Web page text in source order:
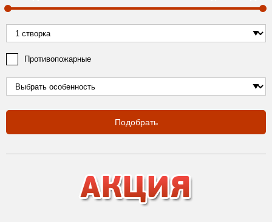
Противопожарные
Подобрать